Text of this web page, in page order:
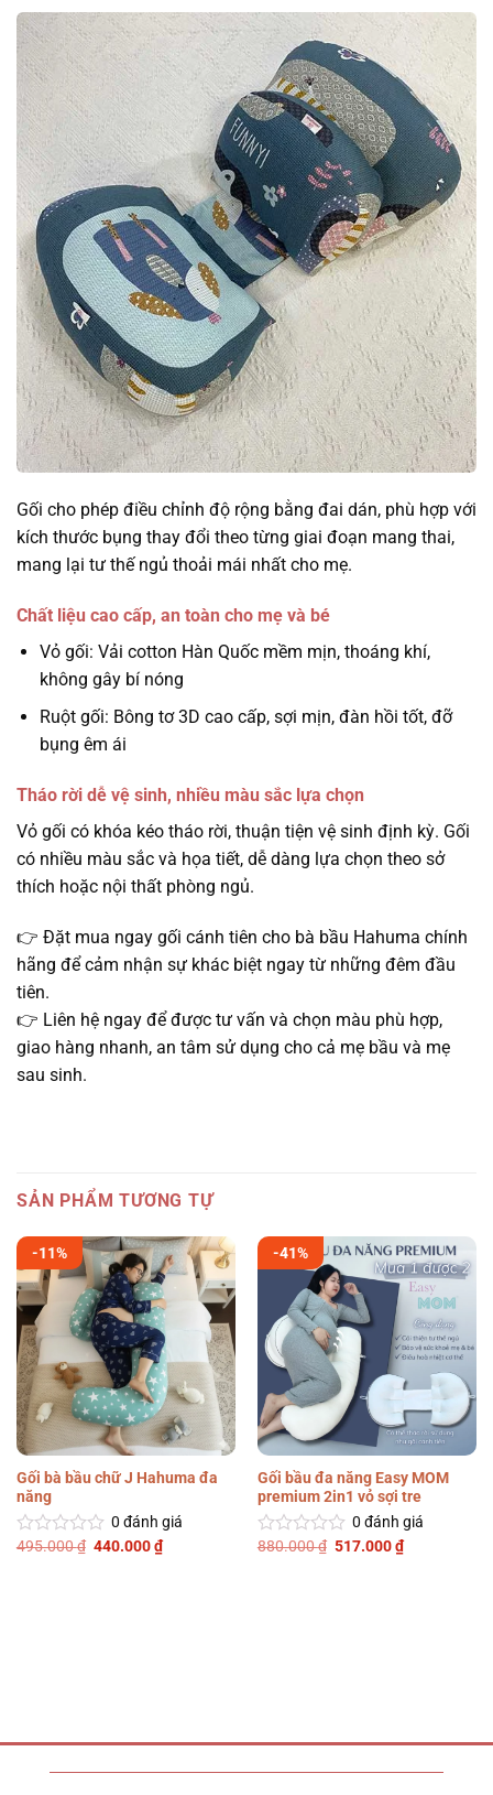
Gối cho phép điều chỉnh độ rộng bằng đai dán, phù hợp với
kích thước bụng thay đổi theo từng giai đoạn mang thai,
mang lại tư thế ngủ thoải mái nhất cho mẹ.
Chất liệu cao cấp, an toàn cho mẹ và bé
Vỏ gối: Vải cotton Hàn Quốc mềm mịn, thoáng khí,
không gây bí nóng
Ruột gối: Bông tơ 3D cao cấp, sợi mịn, đàn hồi tốt, đỡ
bụng êm ái
Tháo rời dễ vệ sinh, nhiều màu sắc lựa chọn
Vỏ gối có khóa kéo tháo rời, thuận tiện vệ sinh định kỳ. Gối
có nhiều màu sắc và họa tiết, dễ dàng lựa chọn theo sở
thích hoặc nội thất phòng ngủ.
👉 Đặt mua ngay gối cánh tiên cho bà bầu Hahuma chính
hãng để cảm nhận sự khác biệt ngay từ những đêm đầu
tiên.
👉 Liên hệ ngay để được tư vấn và chọn màu phù hợp,
giao hàng nhanh, an tâm sử dụng cho cả mẹ bầu và mẹ
sau sinh.
SẢN PHẨM TƯƠNG TỰ
-11%
Gối bà bầu chữ J Hahuma đa
năng
Được
0 đánh giá
495.000₫ Giá
440.000₫Giá
hiện
-41%
Gối bầu đa năng Easy MOM
premium 2in1 vỏ sợi tre
Được
0 đánh giá
880.000₫ Giá
517.000₫Giá
hiện